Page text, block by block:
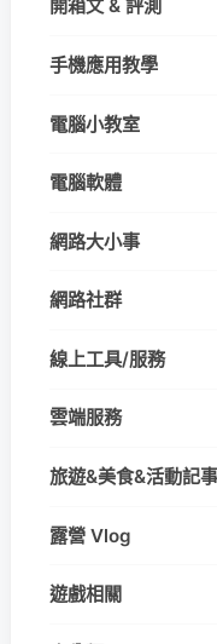
開箱文 & 評測
手機應用教學
電腦小教室
電腦軟體
網路大小事
網路社群
線上工具/服務
雲端服務
旅遊&美食&活動記事
露營 Vlog
遊戲相關